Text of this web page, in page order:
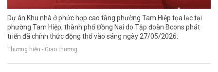
Dự án Khu nhà ở phức hợp cao tầng phường Tam Hiệp tọa lạc tại
phường Tam Hiệp, thành phố Đồng Nai do Tập đoàn Bcons phát
triển đã chính thức động thổ vào sáng ngày 27/05/2026.
Thương hiệu - Giao thương